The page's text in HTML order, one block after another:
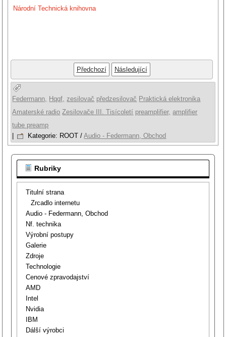
Národní Technická knihovna
Předchozí Následující
Federmann, Hqqf, zesilovač předzesilovač Praktická elektronika
Amaterské radio Zesilovače III. Tisícoletí preamplifier, amplifier
tube preamp
Kategorie: ROOT /Audio - Federmann, Obchod
Rubriky
Titulní strana
Zrcadlo internetu
Audio - Federmann, Obchod
Nf. technika
Výrobní postupy
Galerie
Zdroje
Technologie
Cenové zpravodajství
AMD
Intel
Nvidia
IBM
Dálší výrobci